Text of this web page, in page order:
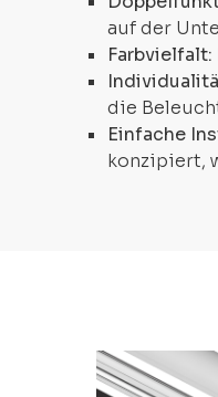
auf der
Farbvielfalt:
die
Einfache
konzipiert,